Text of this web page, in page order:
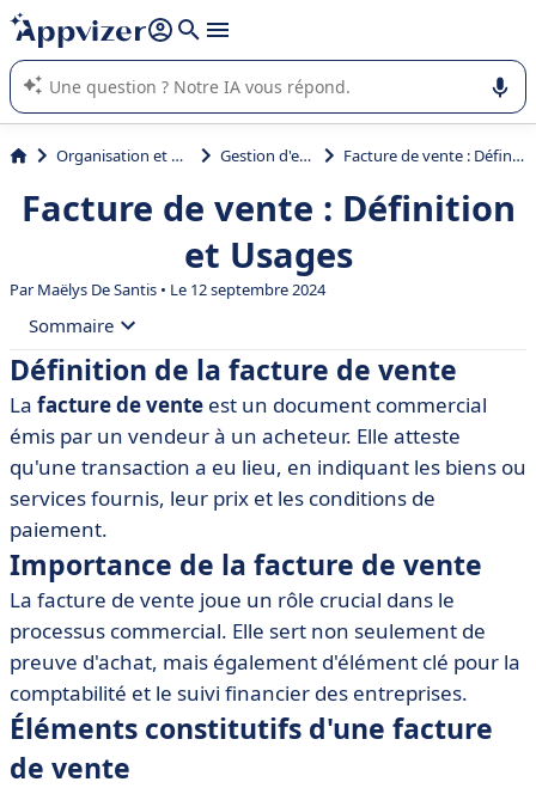
répondre (plusieurs lignes avec
L'IA de Appvizer vous guide dans l'utilisation ou la sélection de
logiciel SaaS en entreprise.
Organisation et planification Gestion d'entreprise Facture de vente : Définition et Usages
Facture de vente : Définition
et Usages
ParMaëlys De Santis • Le 12 septembre 2024
Sommaire
• Définition de la facture de vente
• Importance de la facture de vente
• Éléments constitutifs d'une facture de vente
• Différences entre facture de vente et autres types de
factures
• Obligations légales liées à la facture de vente
• Comment établir une facture de vente
• Outils et logiciels pour gérer les factures de vente
• Bonnes pratiques pour l'émission d'une facture de
vente
Définition de la facture de vente
La facture de vente est un document commercial
émis par un vendeur à un acheteur. Elle atteste
qu'une transaction a eu lieu, en indiquant les biens ou
services fournis, leur prix et les conditions de
paiement.
Importance de la facture de vente
La facture de vente joue un rôle crucial dans le
processus commercial. Elle sert non seulement de
preuve d'achat, mais également d'élément clé pour la
comptabilité et le suivi financier des entreprises.
Éléments constitutifs d'une facture
de vente